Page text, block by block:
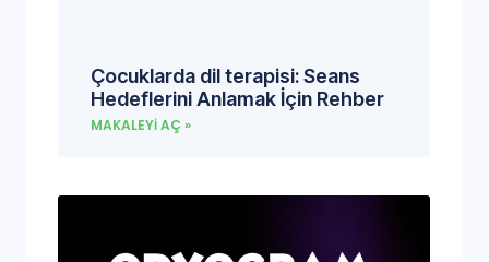
Çocuklarda dil terapisi: Seans
Hedeflerini Anlamak İçin Rehber
MAKALEYI AÇ »